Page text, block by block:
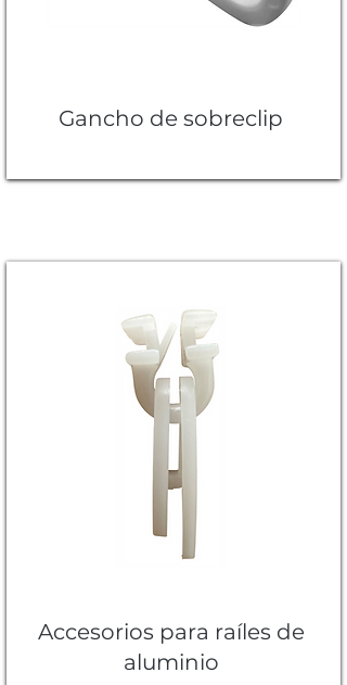
Gancho de sobreclip
Accesorios para raíles de
aluminio